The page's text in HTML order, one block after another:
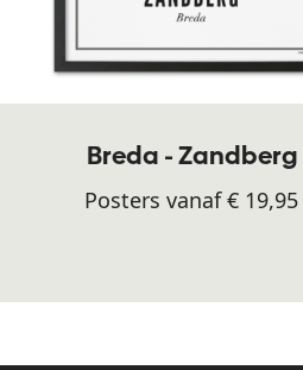
Breda - Zandberg
Posters vanaf € 19,95